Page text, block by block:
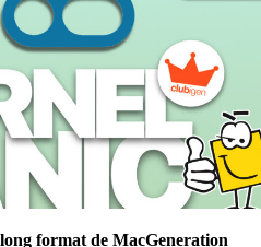
format de MacGeneration